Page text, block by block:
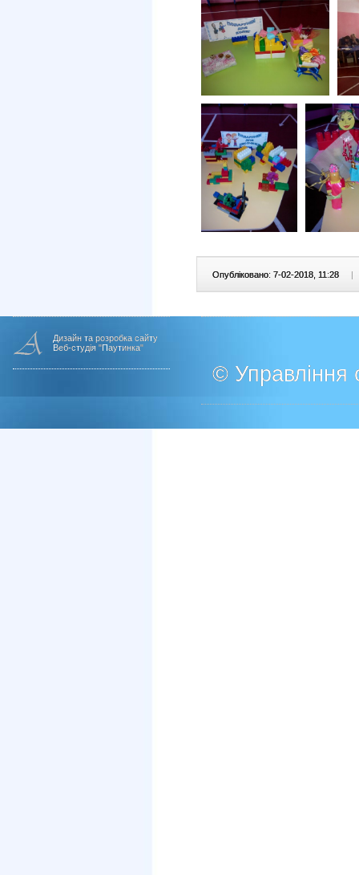
Опубліковано: 7-02-2018, 11:28
Дизайн та розробка сайту
Веб-студія "Паутинка"
© Управління